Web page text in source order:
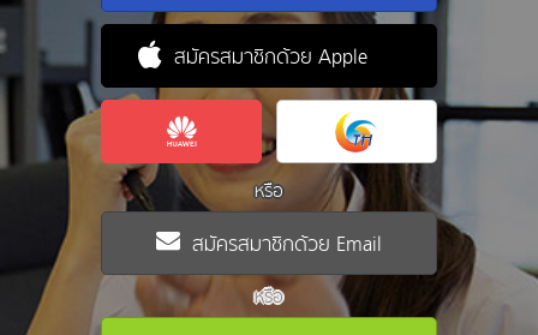
สมัครสมาชิกด้วย Apple
หรือ
สมัครสมาชิกด้วย Email
หรือ